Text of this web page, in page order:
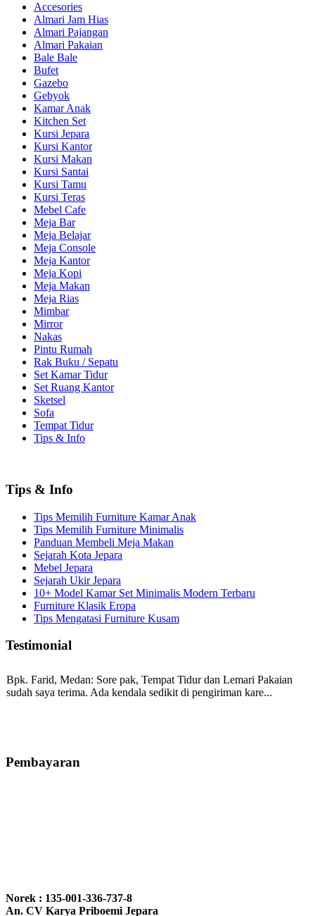
Accesories
Almari Jam Hias
Almari Pajangan
Almari Pakaian
Bale Bale
Bufet
Gazebo
Gebyok
Kamar Anak
Kitchen Set
Kursi Jepara
Kursi Kantor
Kursi Makan
Kursi Santai
Kursi Tamu
Kursi Teras
Mebel Cafe
Meja Bar
Meja Belajar
Meja Console
Meja Kantor
Meja Kopi
Meja Makan
Meja Rias
Mimbar
Mirror
Nakas
Pintu Rumah
Rak Buku / Sepatu
Set Kamar Tidur
Set Ruang Kantor
Sketsel
Sofa
Tempat Tidur
Tips & Info
Tips & Info
Tips Memilih Furniture Kamar Anak
Tips Memilih Furniture Minimalis
Panduan Membeli Meja Makan
Sejarah Kota Jepara
Mebel Jepara
Sejarah Ukir Jepara
10+ Model Kamar Set Minimalis Modern Terbaru
Furniture Klasik Eropa
Tips Mengatasi Furniture Kusam
Testimonial
Bpk. Farid, Medan: Sore pak, Tempat Tidur dan Lemari Pakaian
sudah saya terima. Ada kendala sedikit di pengiriman kare...
bale2 dan kursi teras saya sudah saya terima dan p...
nyesel deh beli geby...
Pembayaran
Norek : 135-001-336-737-8
An. CV Karya Priboemi Jepara